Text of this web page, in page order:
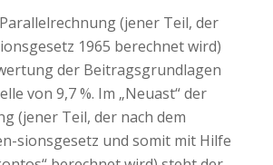
(jener Teil, der
1965 berechnet wird)
der Beitragsgrundlagen
von 9,7 %. Im „Neuast“ der
(jener Teil, der nach dem
sionsgesetz und somit mit Hilfe